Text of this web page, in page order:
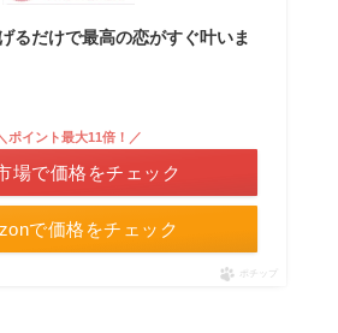
るだけで最高の恋がすぐ叶いま
で価格をチェック
ポイント最大11倍！／
場で価格をチェック
ポチップ